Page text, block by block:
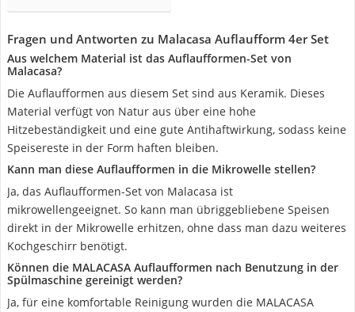
Fragen und Antworten zu Malacasa Auflaufform 4er Set
Aus welchem Material ist das Auflaufformen-Set von
Malacasa?
Die Auflaufformen aus diesem Set sind aus Keramik. Dieses
Material verfügt von Natur aus über eine hohe
Hitzebeständigkeit und eine gute Antihaftwirkung, sodass keine
Speisereste in der Form haften bleiben.
Kann man diese Auflaufformen in die Mikrowelle stellen?
Ja, das Auflaufformen-Set von Malacasa ist
mikrowellengeeignet. So kann man übriggebliebene Speisen
direkt in der Mikrowelle erhitzen, ohne dass man dazu weiteres
Kochgeschirr benötigt.
Können die MALACASA Auflaufformen nach Benutzung in der
Spülmaschine gereinigt werden?
Ja, für eine komfortable Reinigung wurden die MALACASA